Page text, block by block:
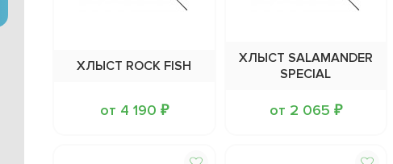
ХЛЫСТ ROCK FISH
от 4 190 ₽
ХЛЫСТ SALAMANDER
SPECIAL
от 2 065 ₽